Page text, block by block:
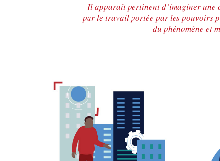
Il apparaît pertinent d’imaginer une
par le travail portée par les pouvoirs
du phénomène et